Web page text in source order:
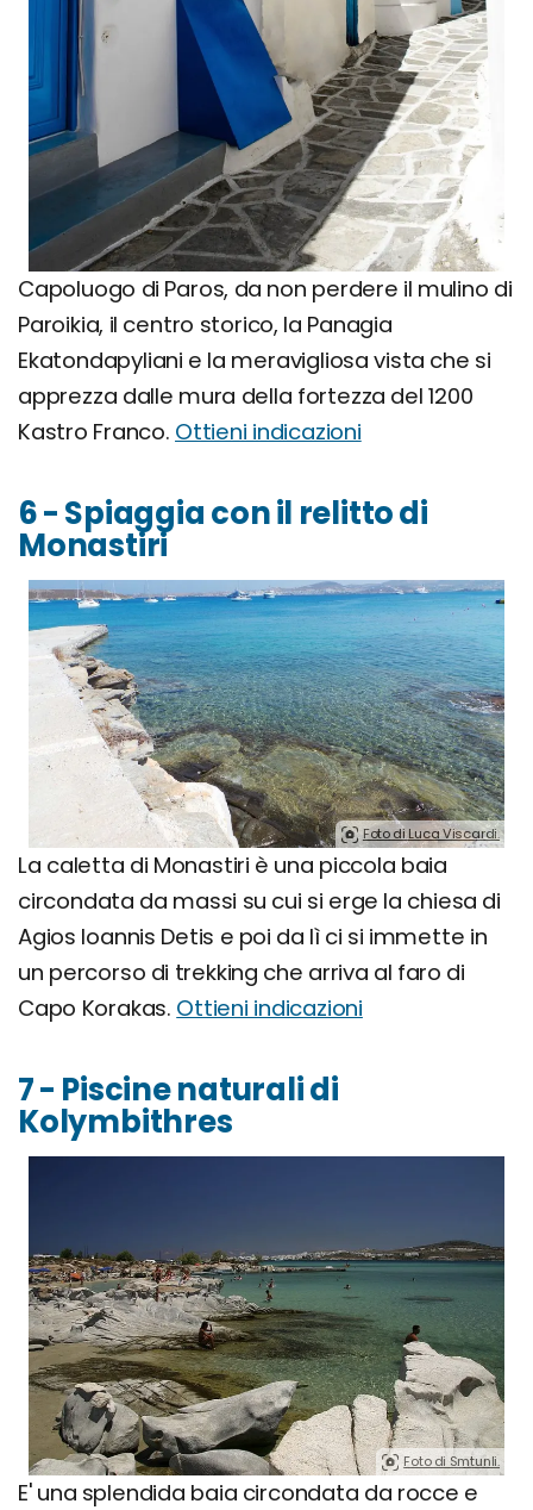
Capoluogo di Paros, da non perdere il mulino di
Paroikia, il centro storico, la Panagia
Ekatondapyliani e la meravigliosa vista che si
apprezza dalle mura della fortezza del 1200
Kastro Franco. Ottieni indicazioni
6 - Spiaggia con il relitto di
Monastiri
Foto di Luca Viscardi.
La caletta di Monastiri è una piccola baia
circondata da massi su cui si erge la chiesa di
Agios Ioannis Detis e poi da lì ci si immette in
un percorso di trekking che arriva al faro di
Capo Korakas. Ottieni indicazioni
7 - Piscine naturali di
Kolymbithres
Foto di Smtunli.
E' una splendida baia circondata da rocce e